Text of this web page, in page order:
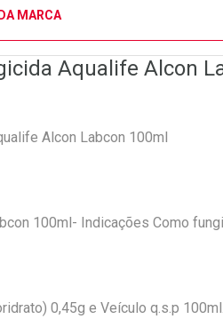
MARCA
Aqualife Alcon
Alcon Labcon 100ml
100ml- Indicações Como
0,45g e Veículo q.s.p 100ml.